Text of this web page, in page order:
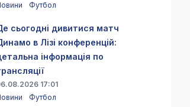
Футбол
сьогодні дивитися матч
в Лізі конференцій:
інформація по
17:01
Футбол